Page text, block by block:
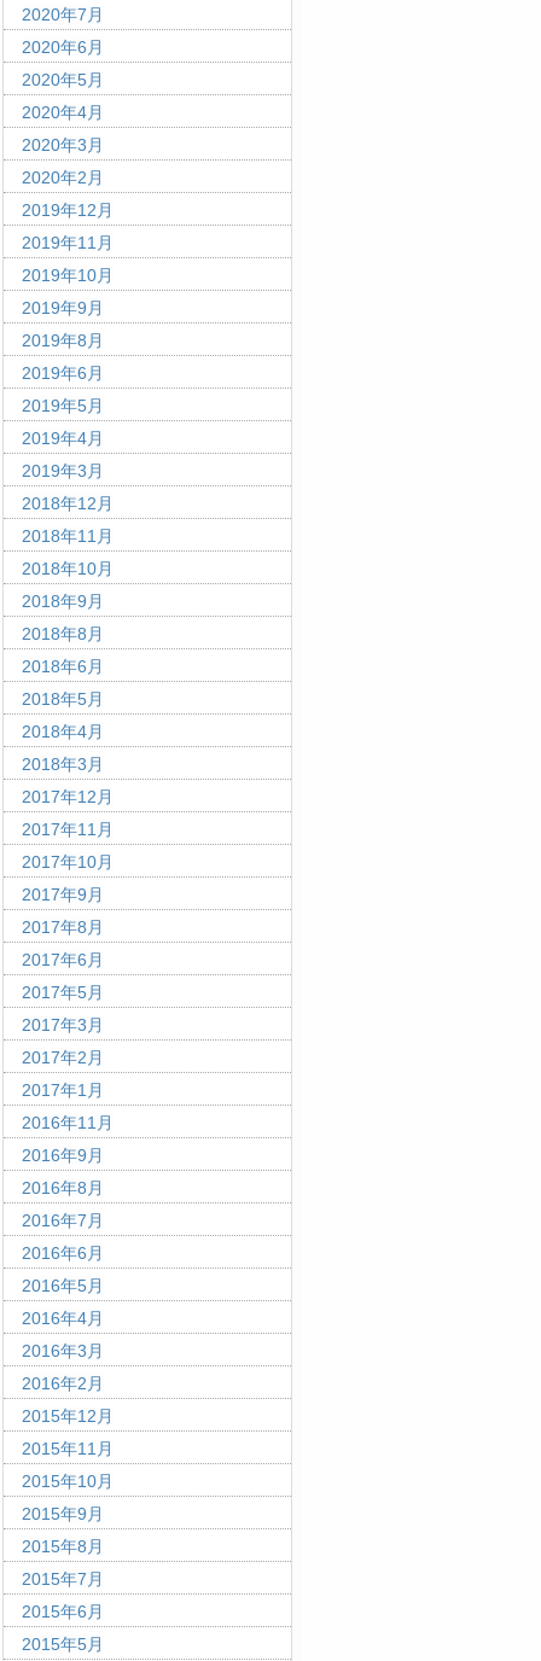
2020年7月
2020年6月
2020年5月
2020年4月
2020年3月
2020年2月
2019年12月
2019年11月
2019年10月
2019年9月
2019年8月
2019年6月
2019年5月
2019年4月
2019年3月
2018年12月
2018年11月
2018年10月
2018年9月
2018年8月
2018年6月
2018年5月
2018年4月
2018年3月
2017年12月
2017年11月
2017年10月
2017年9月
2017年8月
2017年6月
2017年5月
2017年3月
2017年2月
2017年1月
2016年11月
2016年9月
2016年8月
2016年7月
2016年6月
2016年5月
2016年4月
2016年3月
2016年2月
2015年12月
2015年11月
2015年10月
2015年9月
2015年8月
2015年7月
2015年6月
2015年5月